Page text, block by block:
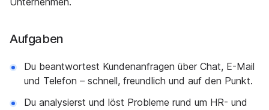
Aufgaben
Du beantwortest Kundenanfragen über Chat, E-Mail
und Telefon – schnell, freundlich und auf den Punkt.
Du analysierst und löst Probleme rund um HR- und